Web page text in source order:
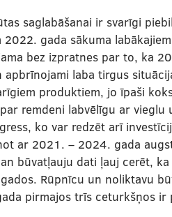
saglabāšanai ir svarīgi
2022. gada sākuma
bez izpratnes par to, ka
apbrīnojami laba tirgus
produktiem, jo īpaši
remdeni labvēlīgu ar
ko var redzēt arī
ar 2021. – 2024. gada
būvatļauju dati ļauj cerēt,
Rūpnīcu un noliktavu
pirmajos trīs ceturkšņos